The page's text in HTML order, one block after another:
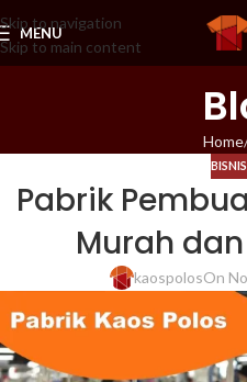
Skip to navigation
Skip to main content
MENU
Home
BISNIS
Pabrik
Murah
kaospolosOn